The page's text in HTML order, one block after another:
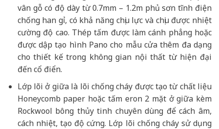
vân gỗ có độ dày từ 0.7mm – 1.2m phủ sơn tĩnh điện
chống han gỉ, có khả năng chịu lực và chịu được nhiệt
cường độ cao. Thép tấm được làm cánh phẳng hoặc
được dập tạo hình Pano cho mẫu cửa thêm đa dạng
cho thiết kế trong không gian nội thất từ hiện đại
đến cổ điển.
Lớp lõi ở giữa là lõi chống cháy được tạo từ chất liệu
Honeycomb paper hoặc tấm eron 2 mặt ở giữa kèm
Rockwool bông thủy tinh chuyên dùng để cách âm,
cách nhiệt, tạo độ cứng. Lớp lõi chống cháy sử dụng